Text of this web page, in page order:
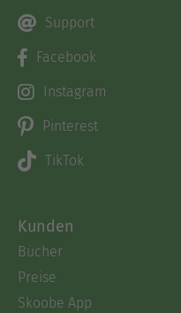
Support
Facebook
Instagram
Pinterest
TikTok
Kunden
Bücher
Preise
Skoobe App